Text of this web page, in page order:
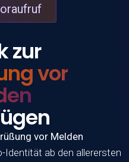
zur
vor
vor Melden
Identität ab den allerersten